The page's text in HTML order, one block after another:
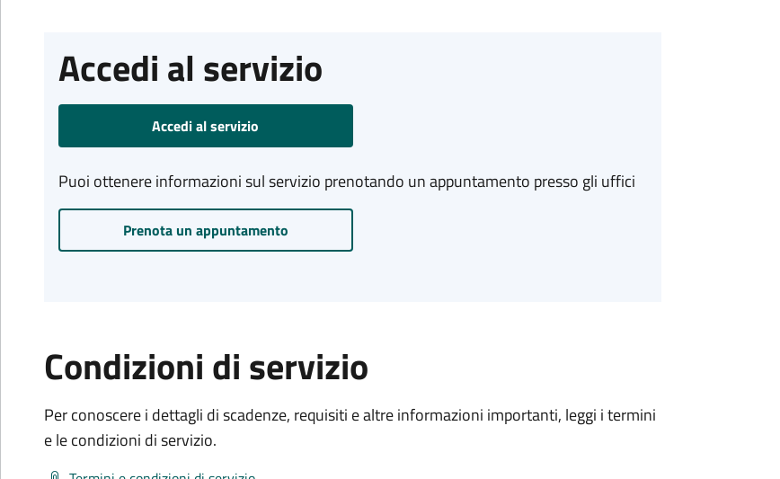
Accedi al servizio
Accedi al servizio
Puoi ottenere informazioni sul servizio prenotando un appuntamento presso gli uffici
Prenota un appuntamento
Condizioni di servizio
Per conoscere i dettagli di scadenze, requisiti e altre informazioni importanti, leggi i termini
e le condizioni di servizio.